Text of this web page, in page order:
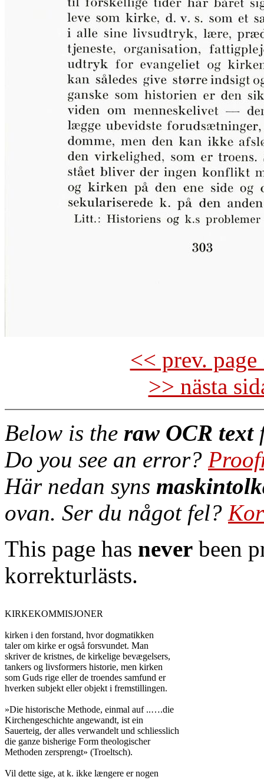
<< prev.
>> nästa
Below is the raw OCR text
Do you see an error?
Här nedan syns
ovan. Ser du något fel?
This page has never been
korrekturlästs.
KIRKEKOMMISJONER
kirken i den forstand, hvor dogmatikken
taler om kirke er også forsvundet. Man
skriver de kristnes, de kirkelige bevægelsers,
tankers og livsformers historie, men kirken
som Guds rige eller de troendes samfund er
hverken subjekt eller objekt i fremstillingen.
»Die historische Methode, einmal auf ..….die
Kirchengeschichte angewandt, ist ein
Sauerteig, der alles verwandelt und schliesslich
die ganze bisherige Form theologischer
Methoden zersprengt» (Troeltsch).
Vil dette sige, at k. ikke længere er nogen